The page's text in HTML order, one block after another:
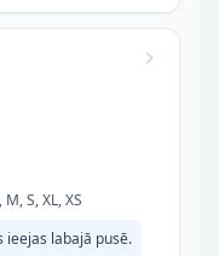
S, XL, XS
ieejas labajā pusē.